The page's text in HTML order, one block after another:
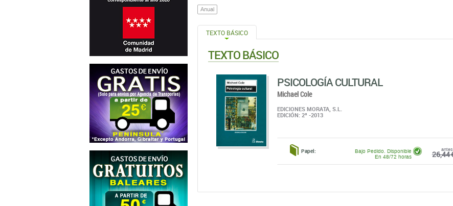
Anual
TEXTO BÁSICO
TEXTO BÁSICO
PSICOLOGÍA CULTURAL
Michael Cole
EDICIONES MORATA, S.L.
EDICIÓN: 2ª -2013
Papel: 26,44
Bajo Pedido. Disponible
En 48/72 horas